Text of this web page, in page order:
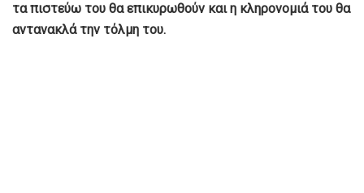
τα πιστεύω του θα επικυρωθούν και η κληρονομιά του θα
αντανακλά την τόλμη του.